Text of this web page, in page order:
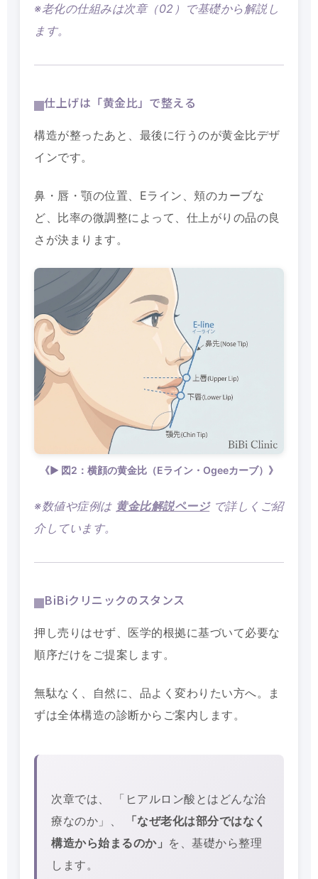
※老化の仕組みは次章（02）で基礎から解説し
ます。
仕上げは「黄金比」で整える
構造が整ったあと、最後に行うのが黄金比デザ
インです。
鼻・唇・顎の位置、Eライン、頬のカーブな
ど、比率の微調整によって、仕上がりの品の良
さが決まります。
《▶ 図2：横顔の黄金比（Eライン・Ogeeカーブ）》
※数値や症例は 黄金比解説ページで詳しくご紹
介しています。
BiBiクリニックのスタンス
押し売りはせず、医学的根拠に基づいて必要な
順序だけをご提案します。
無駄なく、自然に、品よく変わりたい方へ。ま
ずは全体構造の診断からご案内します。
次章では、 「ヒアルロン酸とはどんな治
療なのか」、
「なぜ老化は部分ではなく
構造から始まるのか」 を、基礎から整理
します。